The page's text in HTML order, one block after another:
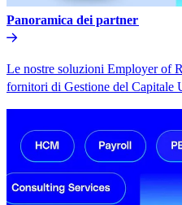
Panoramica dei partner​​
Le nostre soluzioni Employer of
fornitori di Gestione del Capitale